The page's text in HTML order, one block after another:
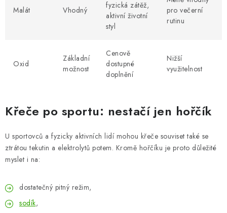
Malát Vhodný
fyzická zátěž,
aktivní životní
styl
pro večerní
rutinu
Oxid
Základní
možnost
Cenově
dostupné
doplnění
Nižší
využitelnost
Křeče po sportu: nestačí jen hořčík
U sportovců a fyzicky aktivních lidí mohou křeče souviset také se
ztrátou tekutin a elektrolytů potem. Kromě hořčíku je proto důležité
myslet i na:
dostatečný pitný režim,
sodík,